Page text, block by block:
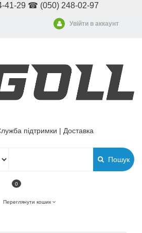
41-29 ☎ (050) 248-02-97
Увійти в аккаунт
підтримки | Доставка
Пошук
0
Переглянути кошик